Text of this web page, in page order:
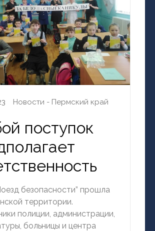
Новости - Пермский край
поступок
безопасности” прошла
территории.
полиции, администрации,
больницы и центра